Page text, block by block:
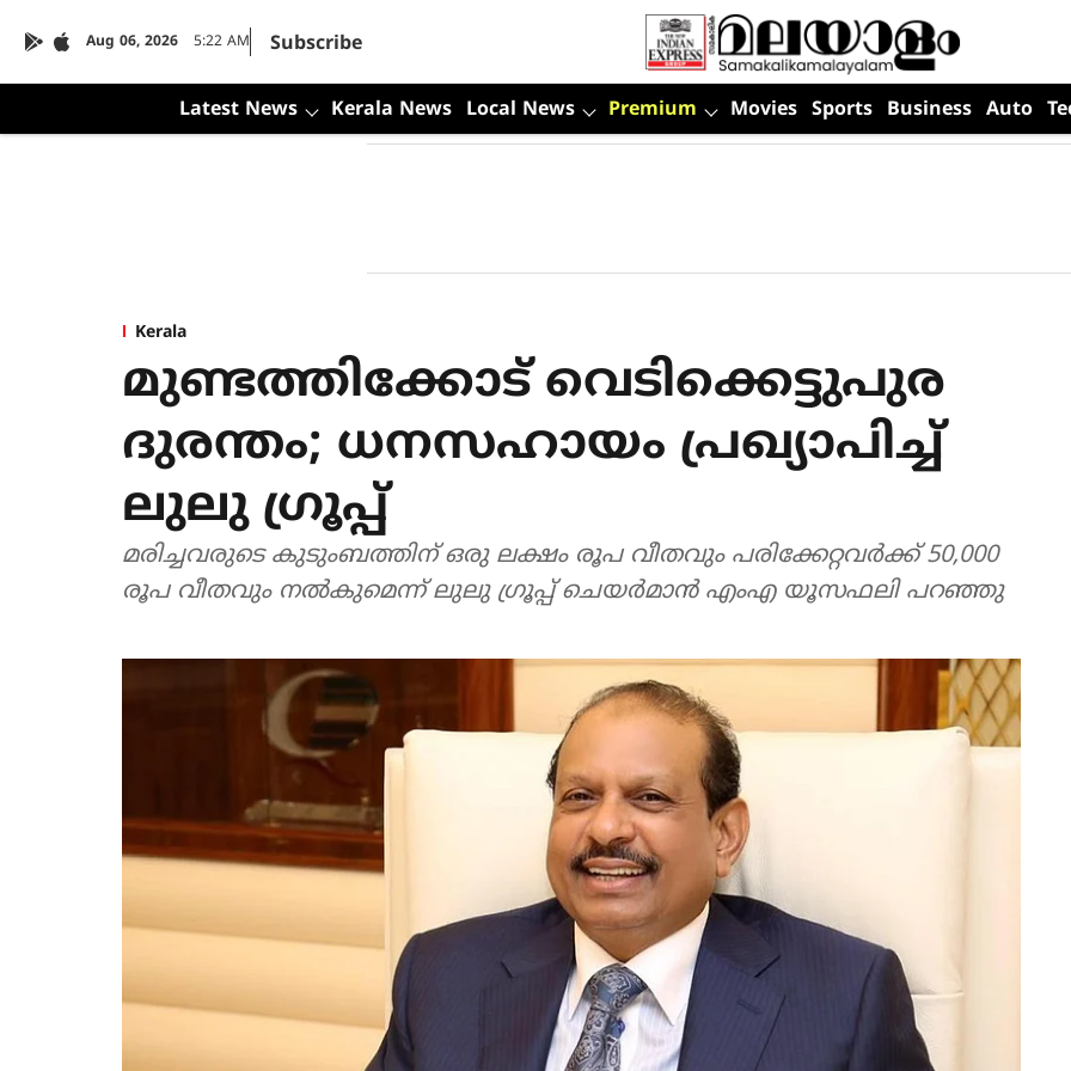
Aug 06, 2026 5:22 AM Subscribe
Latest News Kerala News Local News Premium Movies Sports Business Auto
Kerala
മുണ്ടത്തിക്കോട് വെടിക്കെട്ടുപുര
ദുരന്തം; ധനസഹായം പ്രഖ്യാപിച്ച്
ലുലു ഗ്രൂപ്പ്
മരിച്ചവരുടെ കുടുംബത്തിന് ഒരു ലക്ഷം രൂപ വീതവും പരിക്കേറ്റവര്‍ക്ക് 50,000
രൂപ വീതവും നല്‍കുമെന്ന് ലുലു ഗ്രൂപ്പ് ചെയര്‍മാന്‍ എംഎ യൂസഫലി പറഞ്ഞു